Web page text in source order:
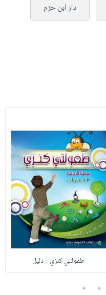
دار ابن حزم
طفولتي كنزي - دليل
4
5